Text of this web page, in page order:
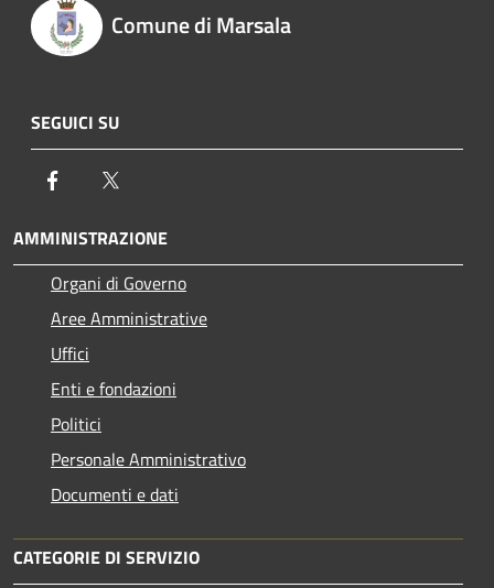
Comune di Marsala
SEGUICI SU
Facebook
AMMINISTRAZIONE
Organi di Governo
Aree Amministrative
Uffici
Enti e fondazioni
Politici
Personale Amministrativo
Documenti e dati
CATEGORIE DI SERVIZIO